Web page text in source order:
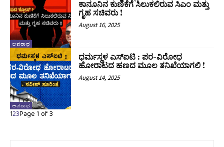
ಅಪರಾಧ
ಕಾನೂನಿನ ಕುಣಿಕೆಗೆ ಸಿಲುಕಲಿರುವ ಸಿಎಂ ಮತ್ತು
ಗೃಹ ಸಚಿವರು !
August 16, 2025
ಅಪರಾಧ
ಧರ್ಮಸ್ಥಳ ಎಸ್ಐಟಿ : ಪರ-ವಿರೋಧ
ಹೋರಾಟದ ಹಣದ ಮೂಲ ತನಿಖೆಯಾಗಲಿ !
August 14, 2025
123Page 1 of 3